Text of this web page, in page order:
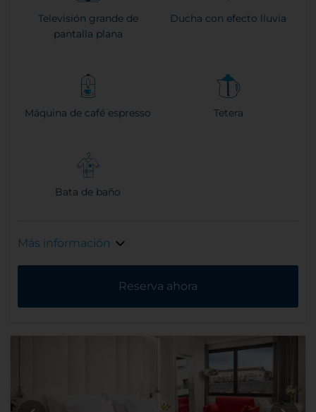
Televisión grande de
pantalla plana
Ducha con efecto lluvia
Máquina de café espresso Tetera
Bata de baño
Más información
Reserva ahora